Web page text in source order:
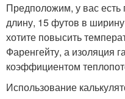
Предположим, у вас
длину, 15 футов в
хотите повысить
Фаренгейту, а изоляция
коэффициентом
Использование